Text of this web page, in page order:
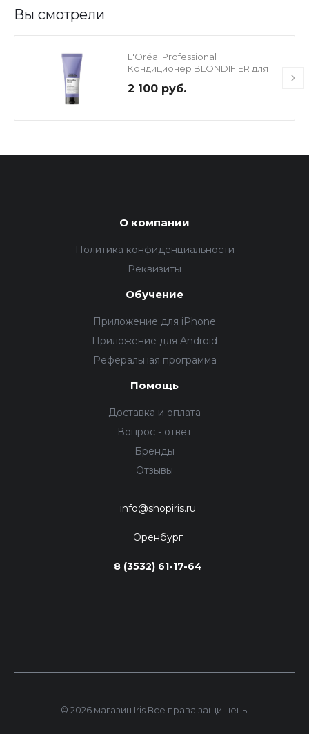
Вы смотрели
L'Oréal Professional
Кондиционер BLONDIFIER для
мелированных волос, 200 мл
2 100 руб.
О компании
Политика конфиденциальности
Реквизиты
Обучение
Приложение для iPhone
Приложение для Android
Реферальная программа
Помощь
Доставка и оплата
Вопрос - ответ
Бренды
Отзывы
info@shopiris.ru
Оренбург
8 (3532) 61-17-64
© 2026 магазин Iris Все права защищены